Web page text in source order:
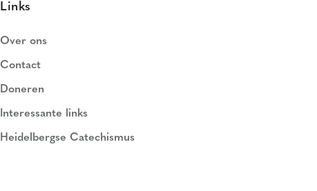
Links
Over ons
Contact
Doneren
Interessante links
Heidelbergse Catechismus